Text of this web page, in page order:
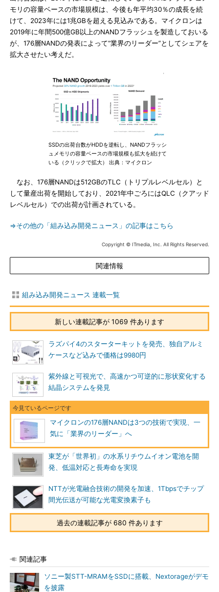
モリの容量ベースの市場規模は、今後も年平均30％の成長を続
けて、2023年には1兆GBを超える見込みである。マイクロンは
2019年に年間500億GB以上のNANDフラッシュを製造しておいる
が、176層NANDの発表によって“業界のリーダー”としてシェアを
拡大させたい考えだ。
SSDの出荷台数がHDDを逆転し、NANDフラッシ
ュメモリの容量ベースの市場規模も拡大を続けて
いる（クリックで拡大） 出典：マイクロン
なお、176層NANDは512GBのTLC（トリプルレベルセル）と
して量産出荷を開始しており、2021年中ごろにはQLC（クアッド
レベルセル）での出荷が計画されている。
⇒その他の「組み込み開発ニュース」の記事はこちら
Copyright © ITmedia, Inc. All Rights Reserved.
関連情報
組み込み開発ニュース 連載一覧
新しい連載記事が 1069 件あります
ラズパイ4のスターターキットを発売、独自アルミ
ケースなど込みで価格は9980円
紫外線と可視光で、高速かつ可逆的に形状変化する
結晶システムを発見
マイクロンの176層NANDは3つの技術で実現、一
気に「業界のリーダー」へ
東芝が「世界初」の水系リチウムイオン電池を開
発、低温対応と長寿命を実現
NTTが光電融合技術の開発を加速、1Tbpsでチップ
間光伝送が可能な光電変換素子も
過去の連載記事が 680 件あります
関連記事
ソニー製STT-MRAMをSSDに搭載、Nextorageがデモ
を披露